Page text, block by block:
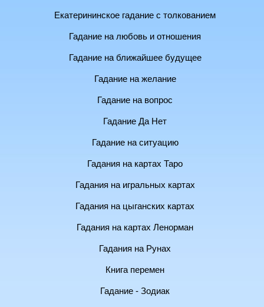
Екатерининское гадание с толкованием
Гадание на любовь и отношения
Гадание на ближайшее будущее
Гадание на желание
Гадание на вопрос
Гадание Да Нет
Гадание на ситуацию
Гадания на картах Таро
Гадания на игральных картах
Гадания на цыганских картах
Гадания на картах Ленорман
Гадания на Рунах
Книга перемен
Гадание - Зодиак